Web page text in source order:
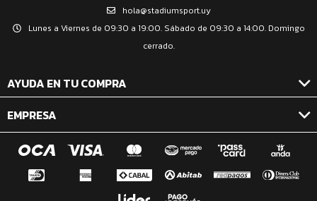
hola@stadiumsport.uy
Lunes a Viernes de 09:30 a 19:00. Sábado de 09:30 a 14:00. Domingo
cerrado.
AYUDA EN TU COMPRA
EMPRESA